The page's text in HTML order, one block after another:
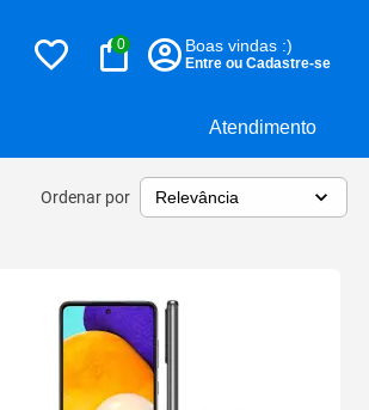
Atendimento
0 Boas vindas :)
Entre ou Cadastre-se
Ordenar por